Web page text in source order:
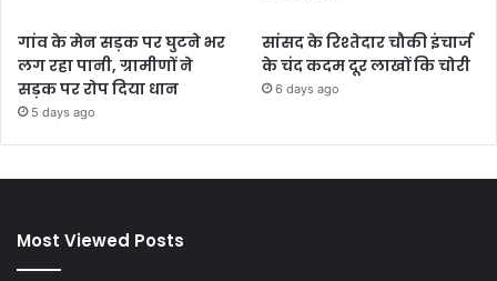
गांव के मेन सड़क पर घुटने भर
लग रहा पानी, ग्रामीणों ने
सड़क पर रोप दिया धान
5 days ago
सांसद के रिश्तेदार चौकी इंचार्ज
के चंद कदम दूर लाखों कि चोरी
6 days ago
Most Viewed Posts